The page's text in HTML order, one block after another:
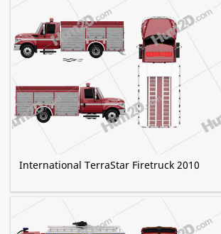
International TerraStar Firetruck 2010